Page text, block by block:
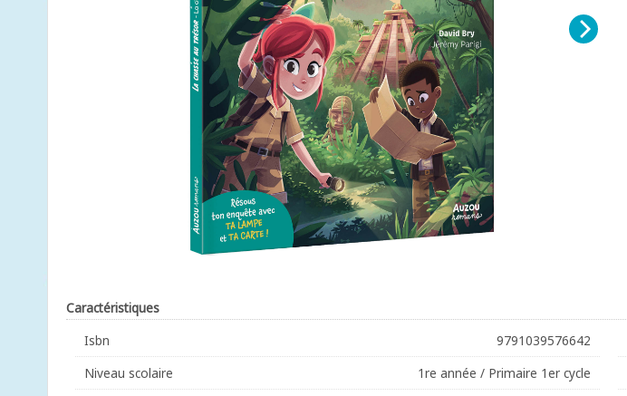
Caractéristiques
Isbn
9791039576642
Niveau scolaire
1re année / Primaire 1er cycle